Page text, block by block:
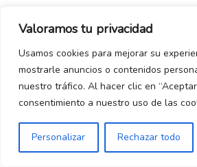
Valoramos tu privacidad
Usamos cookies para mejorar su
mostrarle anuncios o contenidos
nuestro tráfico. Al hacer clic en
consentimiento a nuestro uso de las
Personalizar Rechazar todo